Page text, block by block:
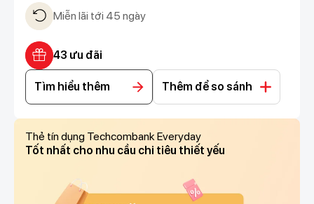
Miễn lãi tới 45 ngày
43 ưu đãi
Tìm hiểu thêm Thêm để so sánh
Thẻ tín dụng Techcombank Everyday
Tốt nhất cho nhu cầu chi tiêu thiết yếu